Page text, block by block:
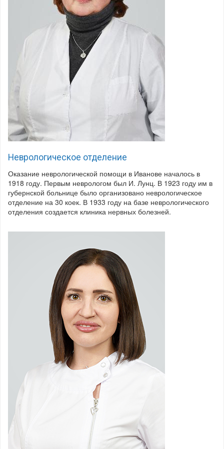
Неврологическое отделение
Оказание неврологической помощи в Иванове началось в
1918 году. Первым неврологом был И. Лунц. В 1923 году им в
губернской больнице было организовано неврологическое
отделение на 30 коек. В 1933 году на базе неврологического
отделения создается клиника нервных болезней.